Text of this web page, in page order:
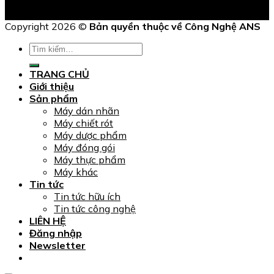
Copyright 2026 © Bản quyền thuộc về Công Nghệ ANS
Tìm
kiếm:
TRANG CHỦ
Giới thiệu
Sản phẩm
Máy dán nhãn
Máy chiết rót
Máy dược phẩm
Máy đóng gói
Máy thực phẩm
Máy khác
Tin tức
Tin tức hữu ích
Tin tức công nghệ
LIÊN HỆ
Đăng nhập
Newsletter